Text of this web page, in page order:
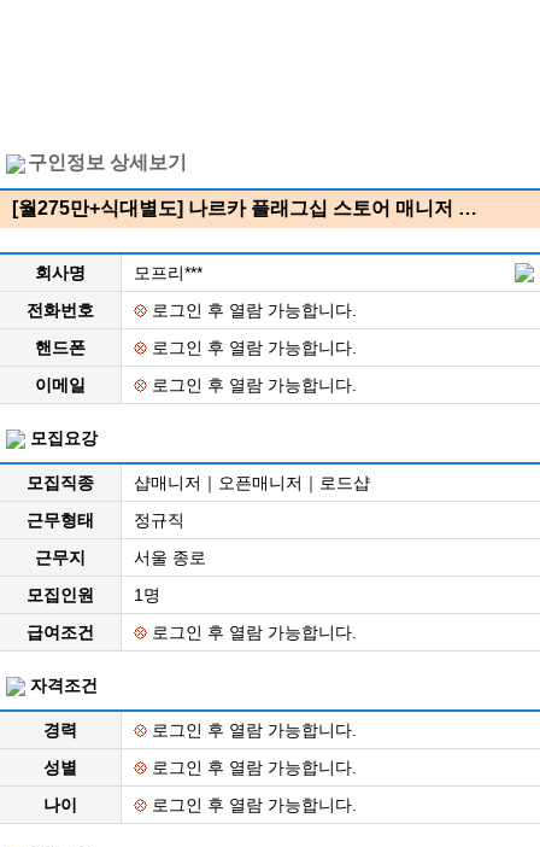
구인정보 상세보기
[월275만+식대별도] 나르카 플래그십 스토어 매니저 …
회사명
모프리***
전화번호
로그인 후 열람 가능합니다.
핸드폰
로그인 후 열람 가능합니다.
이메일
로그인 후 열람 가능합니다.
모집요강
모집직종
샵매니저｜오픈매니저｜로드샵
근무형태
정규직
근무지
서울 종로
모집인원
1명
급여조건
로그인 후 열람 가능합니다.
자격조건
경력
로그인 후 열람 가능합니다.
성별
로그인 후 열람 가능합니다.
나이
로그인 후 열람 가능합니다.